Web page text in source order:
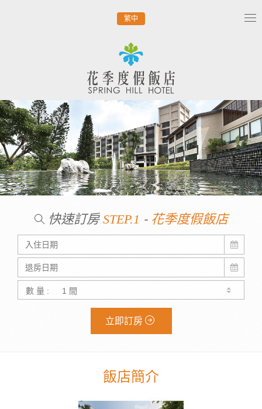
繁中
快速訂房 STEP.1 - 花季度假飯店
數 量 :
立即訂房
飯店簡介